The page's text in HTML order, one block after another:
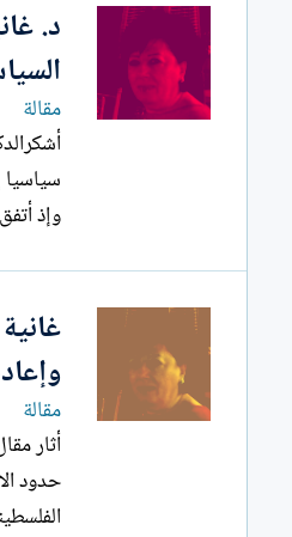
د.
مقالة
سياسيا
وإذ
مقالة
أثار
حدود
الفلسطيني: هل تأتي الانتخابات بوصفها تعبيرا